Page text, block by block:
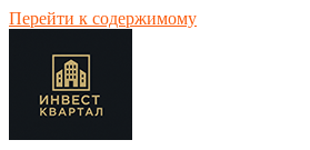
Перейти к содержимому